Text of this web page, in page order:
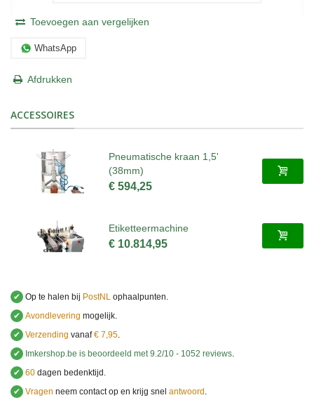
Toevoegen aan vergelijken
WhatsApp
Afdrukken
ACCESSOIRES
Pneumatische kraan 1,5'
(38mm)
€ 594,25
Etiketteermachine
€ 10.814,95
✔ Op te halen bij PostNL ophaalpunten.
✔ Avondlevering mogelijk.
✔ Verzending vanaf€ 7,95.
✔
Imkershop.be is beoordeeld met9.2/10 - 1052 reviews.
✔ 60 dagen bedenktijd.
✔ Vragen neem contact op en krijg snel antwoord .